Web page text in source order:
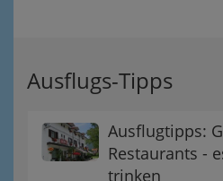
Ausflugs-Tipps
Ausflugtipps:
Restaurants -
trinken